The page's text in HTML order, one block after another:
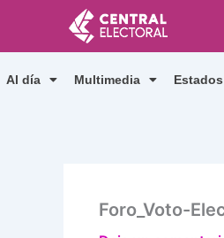
contenido
Al día Multimedia Estados
Foro_Voto-